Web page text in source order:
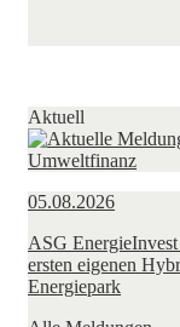
Aktuell
05.08.2026
ASG
ersten eigenen
Energiepark